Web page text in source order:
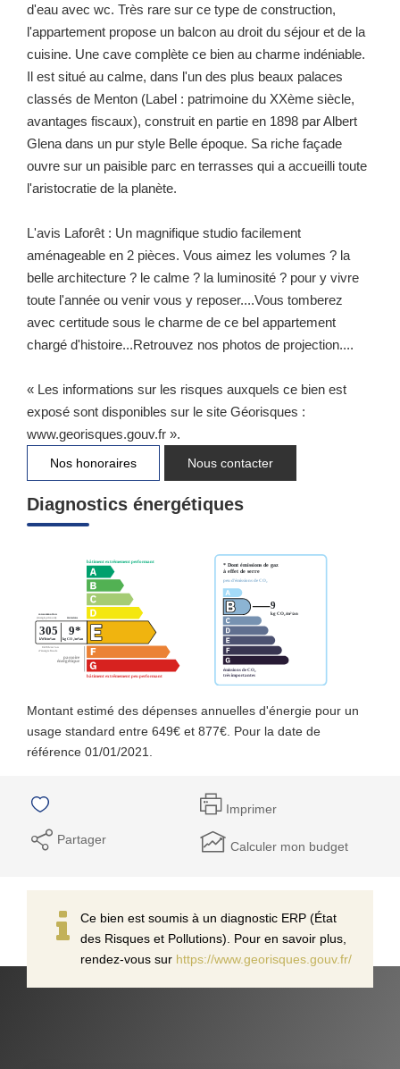
d'eau avec wc. Très rare sur ce type de construction,
l'appartement propose un balcon au droit du séjour et de la
cuisine. Une cave complète ce bien au charme indéniable.
Il est situé au calme, dans l'un des plus beaux palaces
classés de Menton (Label : patrimoine du XXème siècle,
avantages fiscaux), construit en partie en 1898 par Albert
Glena dans un pur style Belle époque. Sa riche façade
ouvre sur un paisible parc en terrasses qui a accueilli toute
l'aristocratie de la planète.
L'avis Laforêt : Un magnifique studio facilement
aménageable en 2 pièces. Vous aimez les volumes ? la
belle architecture ? le calme ? la luminosité ? pour y vivre
toute l'année ou venir vous y reposer....Vous tomberez
avec certitude sous le charme de ce bel appartement
chargé d'histoire...Retrouvez nos photos de projection....
« Les informations sur les risques auxquels ce bien est
exposé sont disponibles sur le site Géorisques :
www.georisques.gouv.fr ».
Nos honoraires Nous contacter
Diagnostics énergétiques
Montant estimé des dépenses annuelles d'énergie pour un
usage standard entre 649€ et 877€. Pour la date de
référence 01/01/2021.
Imprimer
Partager Calculer mon budget
Ce bien est soumis à un diagnostic ERP (État
des Risques et Pollutions). Pour en savoir plus,
rendez-vous sur https://www.georisques.gouv.fr/